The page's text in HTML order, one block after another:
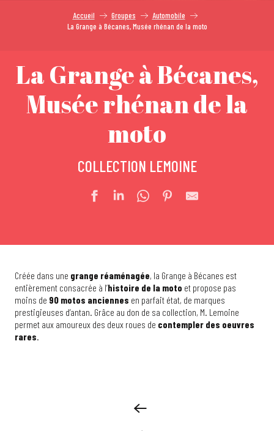
Accueil Groupes
Automobile
La Grange à Bécanes, Musée rhénan de la moto
La Grange à Bécanes,
Musée rhénan de la
moto
COLLECTION LEMOINE
Créée dans une grange réaménagée, la Grange à Bécanes est
entièrement consacrée à l’histoire de la moto et propose pas
moins de 90 motos anciennes en parfait état, de marques
prestigieuses d’antan. Grâce au don de sa collection, M. Lemoine
permet aux amoureux des deux roues de contempler des oeuvres
rares.